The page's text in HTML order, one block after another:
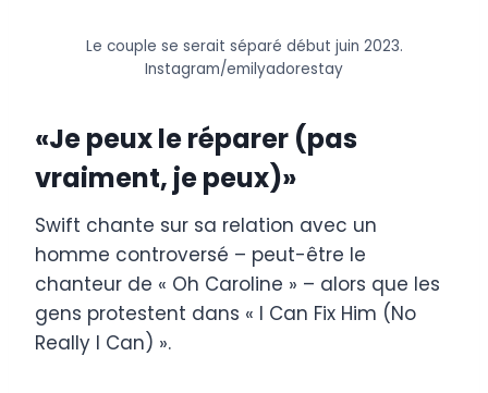
Le couple se serait séparé début juin 2023.
Instagram/emilyadorestay
«Je peux le réparer (pas
vraiment, je peux)»
Swift chante sur sa relation avec un
homme controversé – peut-être le
chanteur de « Oh Caroline » – alors que les
gens protestent dans « I Can Fix Him (No
Really I Can) ».